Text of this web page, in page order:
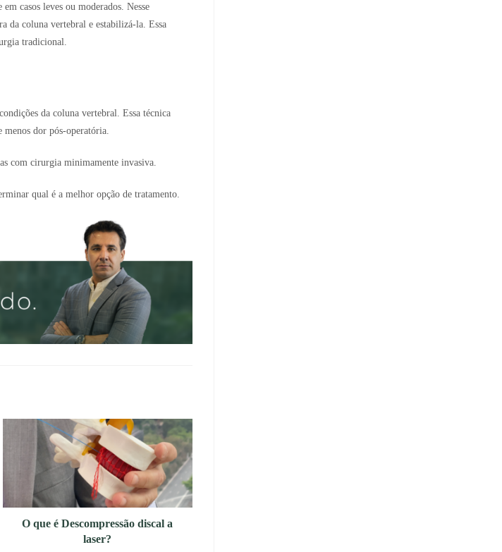
casos leves ou moderados. Nesse
da coluna vertebral e estabilizá-la. Essa
tradicional.
da coluna vertebral. Essa técnica
dor pós-operatória.
com cirurgia minimamente invasiva.
qual é a melhor opção de tratamento.
O que é Descompressão discal a
laser?